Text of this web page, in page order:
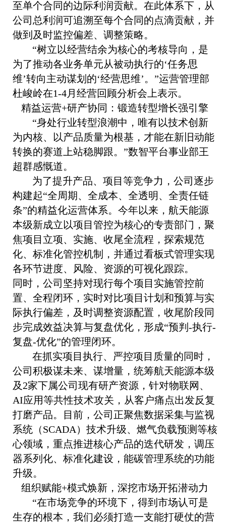
至单个合同的边际利润贡献。在此体系下，从
公司总利润可追溯至每个合同的点滴贡献，并
做到及时监控偏差、调整策略。
“树立以经营结余为核心的考核导向，是
为了推动各业务单元从被动执行的‘任务思
维’转向主动谋划的‘经营思维’。”运营管理部
杜峻岭在1-4月经营回顾分析会上表示。
精益运营+研产协同：锻造转型增长强引擎
“身处行业转型浪潮中，唯有以技术创新
为内核、以产品质量为根基，才能在新旧动能
转换的赛道上站稳脚跟。”数智平台事业部王
超群感慨道。
为了提升产品、项目等竞争力，公司逐步
构建起“全周期、全成本、全透明、全责任链
条”的精益化运营体系。今年以来，航天能源
本级新成立以项目管控为核心的专责部门，聚
焦项目立项、实施、收尾全流程，探索规范
化、标准化管控机制，并通过看板式管理实现
各环节进度、风险、资源的可视化跟踪。
同时，公司坚持对现行每个项目实施管控前
置、全程闭环，实时对比项目计划和预算与实
际执行偏差，及时调整资源配置，收尾阶段同
步完成效益决算与复盘优化，形成“预判-执行-
复盘-优化”的管理闭环。
在抓实项目执行、严控项目质量的同时，
公司积极谋未来、谋增量，统筹航天能源本级
及2家下属公司现有研产资源，针对物联网、
AI应用等共性技术攻关，从客户痛点出发反复
打磨产品。目前，公司正聚焦数据采集与监视
系统（SCADA）技术升级、燃气负载预测等核
心领域，重点推进核心产品的迭代研发，调压
器系列化、标准化建设，能碳管理系统的功能
升级。
组织赋能+模式焕新，深挖市场开拓潜动力
“在市场竞争的环境下，得到市场认可是
生存的根本，我们必须打造一支能打硬仗的营